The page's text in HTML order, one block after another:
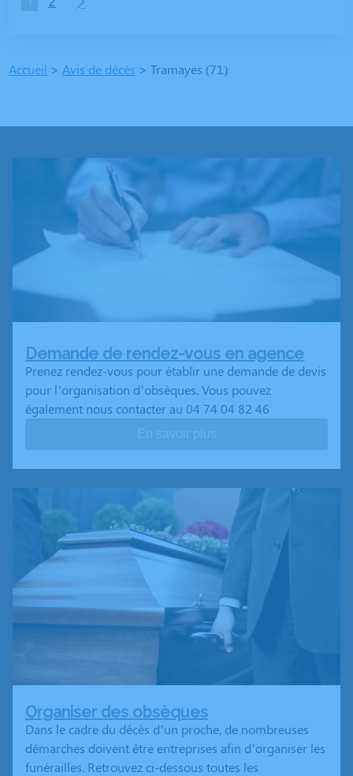
Accueil > Avis de décès >Tramayes (71)
Demande de rendez-vous en agence
Prenez rendez-vous pour établir une demande de devis
pour l’organisation d’obsèques. Vous pouvez
également nous contacter au 04 74 04 82 46
Organiser des obsèques
Dans le cadre du décès d’un proche, de nombreuses
démarches doivent être entreprises afin d’organiser les
funérailles. Retrouvez ci-dessous toutes les